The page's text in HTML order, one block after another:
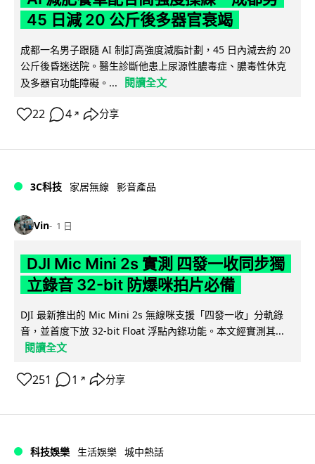
45 日減 20 公斤後多器官衰竭
成都一名男子跟隨 AI 制訂高強度減脂計劃，45 日內減去約 20
公斤後昏迷送院。醫生診斷他患上尿源性膿毒症、膿毒性休克
及多器官功能障礙。...
閱讀全文
22 4 ↗ 分享
3C科技 家居無線 影音產品
Vin 1 日
DJI Mic Mini 2s 實測 四發一收同步獨
立錄音 32-bit 防爆咪拍片必備
DJI 最新推出的 Mic Mini 2s 無線咪支援「四發一收」分軌錄
音，並首度下放 32-bit Float 浮點內錄功能。本文經實測其...
閱讀全文
251 1 ↗ 分享
科技娛樂 生活娛樂 城中熱話